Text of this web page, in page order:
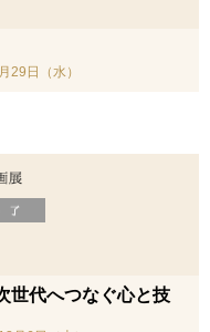
29日（水）
世代へつなぐ心と技